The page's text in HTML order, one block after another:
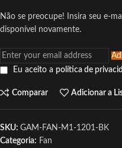
Não se preocupe! Insira seu e-
disponível novamente.
Eu aceito a política de
Comparar Adicionar a
SKU: GAM-FAN-M1-1201-BK
Categoria: Fan